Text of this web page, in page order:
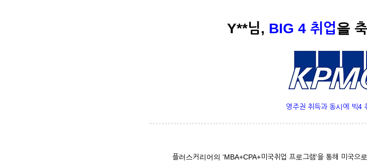
Y**님, BIG 4 취업을
영주권 취득과 동시에 빅4
플러스커리어의 ‘MBA+CPA+미국취업 프로그램’을 통해 미국